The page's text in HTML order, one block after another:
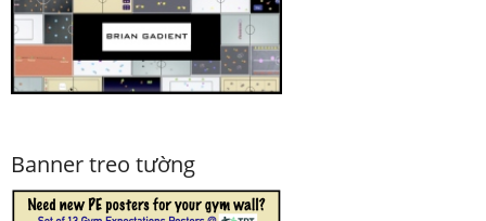
Banner treo tường